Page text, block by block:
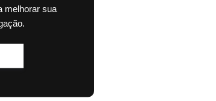
melhorar sua
a